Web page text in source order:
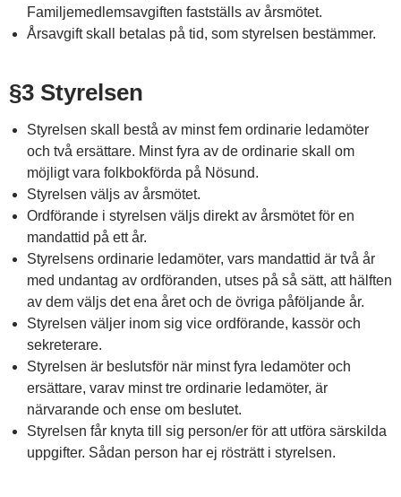
Familjemedlemsavgiften fastställs av årsmötet.
Årsavgift skall betalas på tid, som styrelsen bestämmer.
§3 Styrelsen
Styrelsen skall bestå av minst fem ordinarie ledamöter
och två ersättare. Minst fyra av de ordinarie skall om
möjligt vara folkbokförda på Nösund.
Styrelsen väljs av årsmötet.
Ordförande i styrelsen väljs direkt av årsmötet för en
mandattid på ett år.
Styrelsens ordinarie ledamöter, vars mandattid är två år
med undantag av ordföranden, utses på så sätt, att hälften
av dem väljs det ena året och de övriga påföljande år.
Styrelsen väljer inom sig vice ordförande, kassör och
sekreterare.
Styrelsen är beslutsför när minst fyra ledamöter och
ersättare, varav minst tre ordinarie ledamöter, är
närvarande och ense om beslutet.
Styrelsen får knyta till sig person/er för att utföra särskilda
uppgifter. Sådan person har ej rösträtt i styrelsen.